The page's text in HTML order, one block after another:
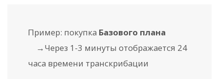
Пример: покупка Базового плана
→Через 1-3 минуты отображается 24
часа времени транскрибации